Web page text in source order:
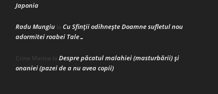
Japonia
Radu Mungiu la Cu Sfinții odihnește Doamne sufletul nou
adormitei roabei Tale…
Crina Marina la Despre păcatul malahiei (masturbării) şi
onaniei (pazei de a nu avea copii)